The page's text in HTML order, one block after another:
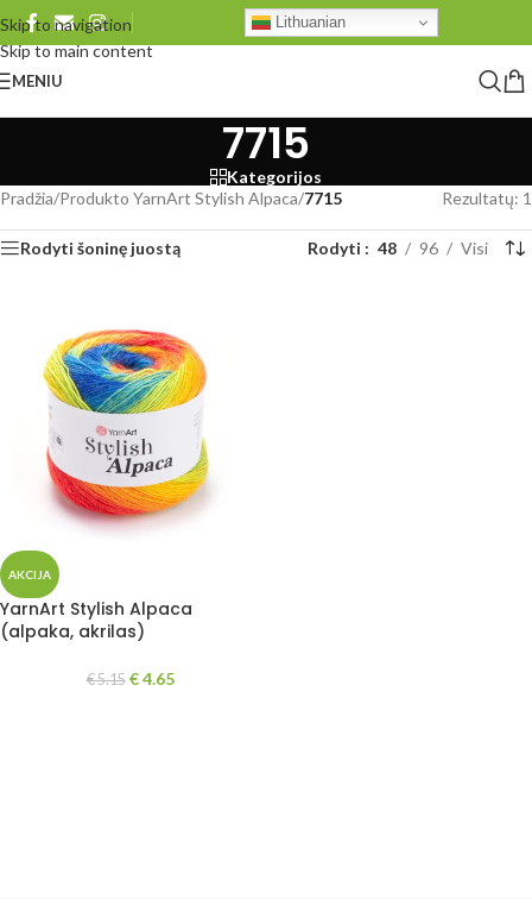
Skip to navigation
Skip to main content
Lithuanian
MENIU
7715
Kategorijos
Pradžia/Produkto YarnArt Stylish Alpaca/7715 Rezultatų: 1
Rodyti šoninę juostą Rodyti 48 96 Visi
AKCIJA
YarnArt Stylish Alpaca
(alpaka, akrilas)
€5.15 €4.65